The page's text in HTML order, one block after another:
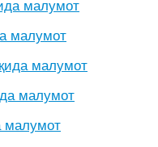
малумот
малумот